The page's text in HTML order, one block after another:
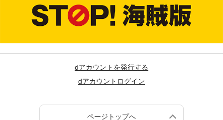
dアカウントを発行する
dアカウントログイン
ページトップへ